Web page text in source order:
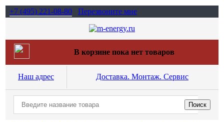
+7 (495) 221-08-80 Перезвоните мне
В корзине пока нет товаров
Наш адрес Доставка. Монтаж. Сервис